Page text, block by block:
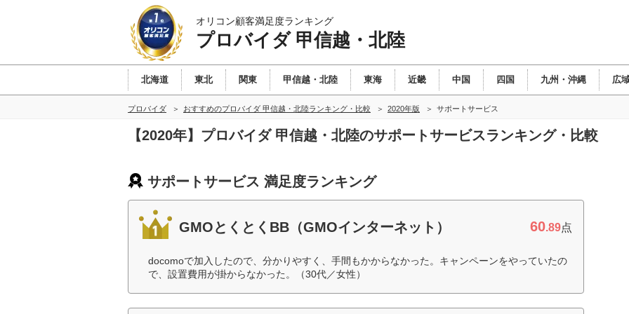
オリコン顧客満足度ランキング
プロバイダ 甲信越・北陸
北海道 東北 関東 甲信越・北陸 東海 近畿 中国 四国 九州・沖縄 広
プロバイダ おすすめのプロバイダ 甲信越・北陸ランキング・比較 2020年版 サポートサービス
【2020年】プロバイダ 甲信越・北陸のサポートサービスランキング・比較
サポートサービス 満足度ランキング
GMOとくとくBB（GMOインターネット） 60.89点
docomoで加入したので、分かりやすく、手間もかからなかった。キャンペーンをやっていたの
で、設置費用が掛からなかった。（30代／女性）